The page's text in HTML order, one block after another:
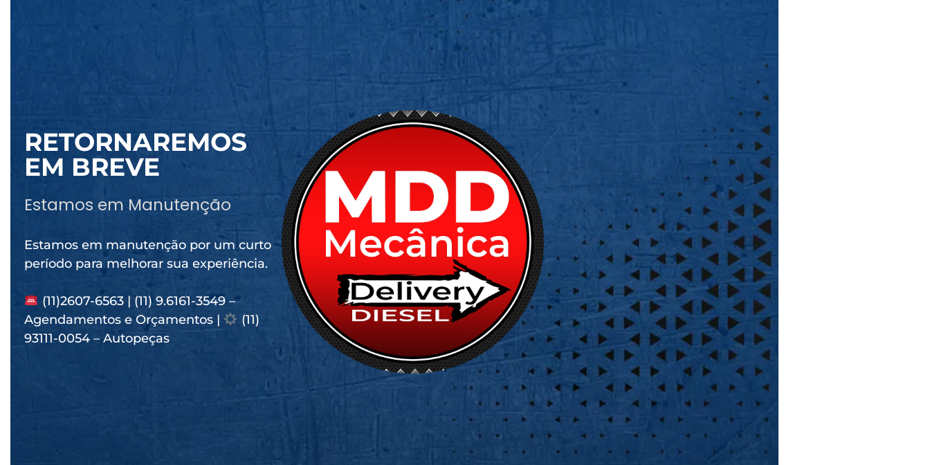
RETORNAREMOS
EM BREVE
Estamos em Manutenção
Estamos em manutenção por um curto
período para melhorar sua experiência.
(11)2607-6563 | (11) 9.6161-3549 –
Agendamentos e Orçamentos |
(11)
93111-0054 – Autopeças